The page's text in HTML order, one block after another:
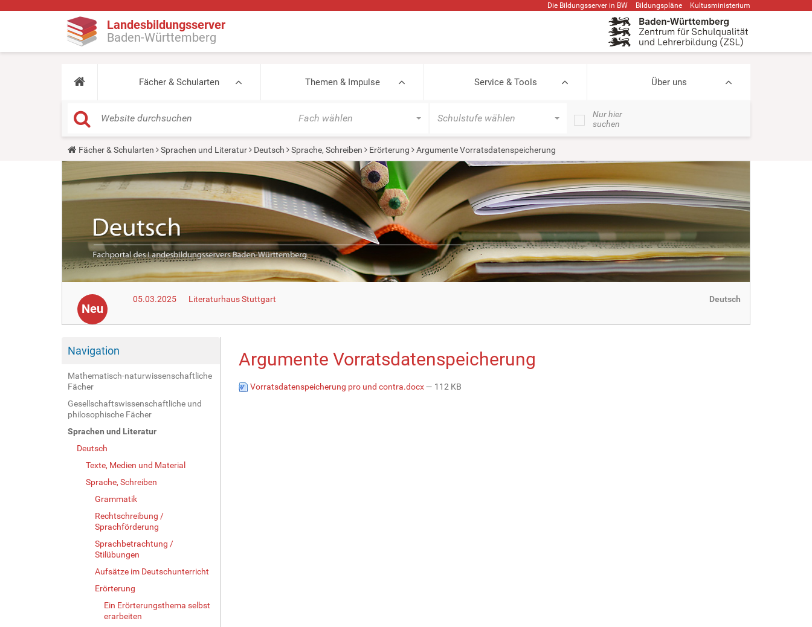
Die Bildungsserver in BW Bildungspläne Kultusministerium
Landesbildungsserver
Baden-Württemberg
Fächer & Schularten Themen & Impulse Service & Tools Über uns
Fach wählen Schulstufe wählen
Nur hier
suchen
Y
o
a
r
e
Fächer & Schularten Sprachen und Literatur Deutsch Sprache, Schreiben Erörterung Argumente Vorratsdatenspeicherung
Neu
05.03.2025 Literaturhaus Stuttgart Deutsch
Navigation
Mathematisch-naturwissenschaftliche
Fächer
Gesellschaftswissenschaftliche und
philosophische Fächer
Sprachen und Literatur
Deutsch
Texte, Medien und Material
Sprache, Schreiben
Grammatik
Rechtschreibung /
Sprachförderung
Sprachbetrachtung /
Stilübungen
Aufsätze im Deutschunterricht
Erörterung
Ein Erörterungsthema selbst
erarbeiten
Argumente Vorratsdatenspeicherung
Vorratsdatenspeicherung pro und contra.docx— 112 KB